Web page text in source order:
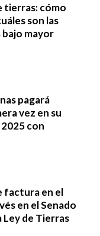
tierras: cómo
son las
mayor
pagará
vez en su
con
factura en el
en el Senado
Ley de Tierras